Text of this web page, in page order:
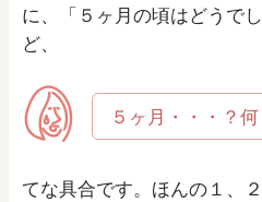
に、「５ヶ月の頃はどうで
ど、
５ヶ月・・・？
てな具合です。ほんの１、